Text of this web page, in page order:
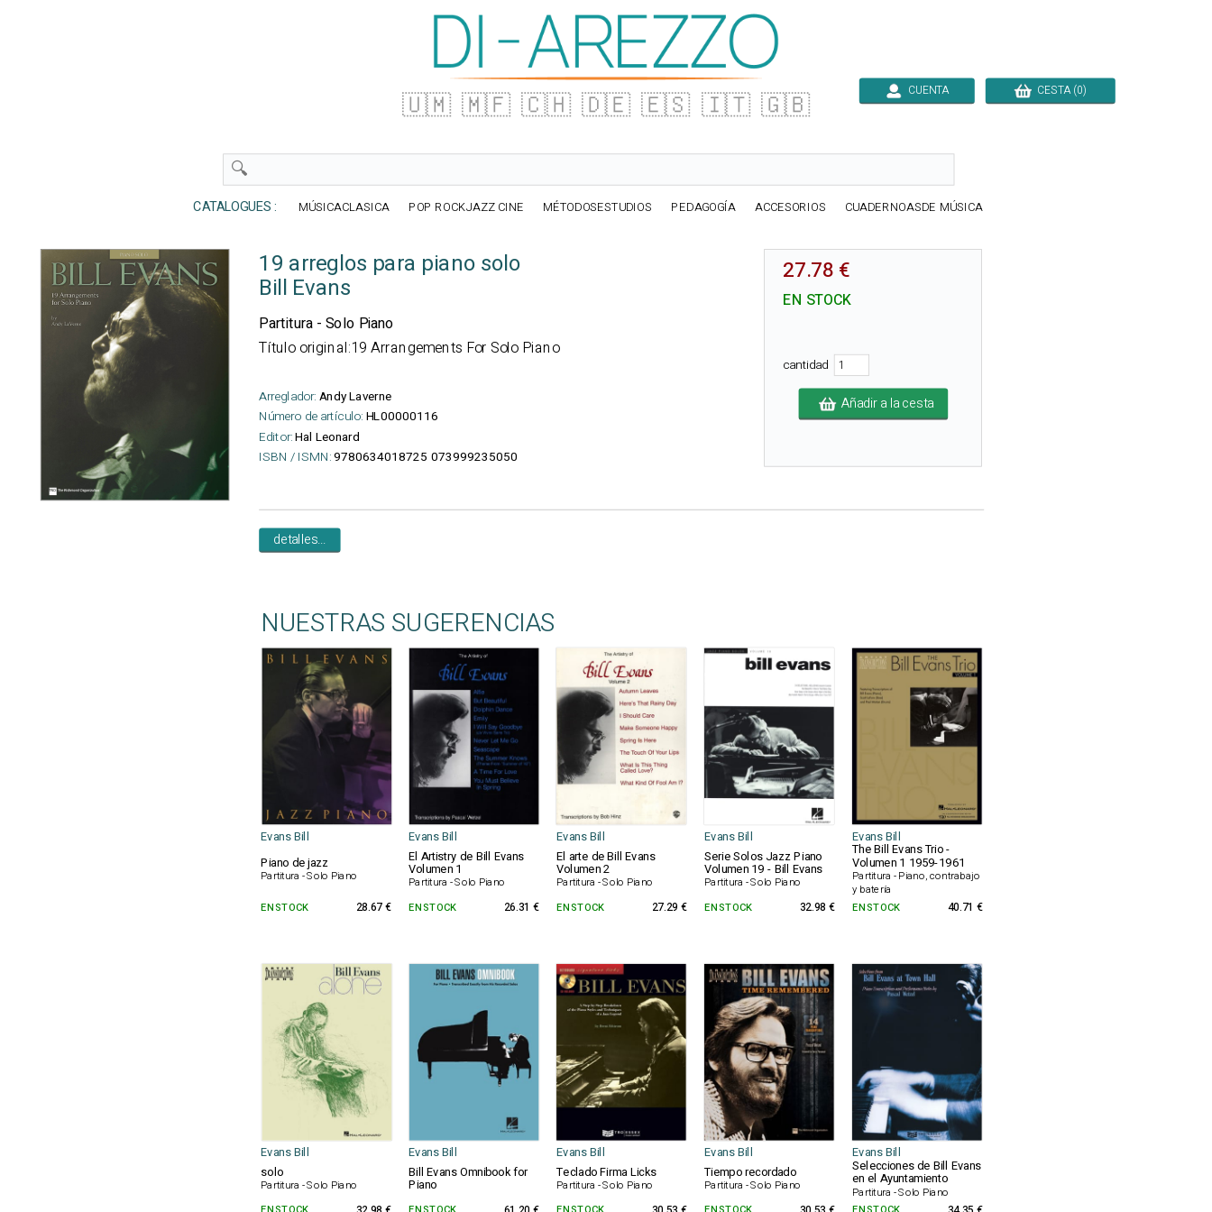
🇺🇲 🇲🇫 🇨🇭 🇩🇪 🇪🇸 🇮🇹 🇬🇧 CUENTA CESTA (0)
CATALOGUES : MÚSICACLASICA POP ROCKJAZZ CINE MÉTODOSESTUDIOS PEDAGOGÍA ACCESORIOS CUADERNOASDE MÚSICA
19 arreglos para piano solo
Bill Evans
Partitura - Solo Piano
Título original:19 Arrangements For Solo Piano
Arreglador: Andy Laverne
Número de artículo: HL00000116
Editor:Hal Leonard
ISBN / ISMN:9780634018725 073999235050
27.78 €
EN STOCK
cantidad
Añadir a la cesta
detalles...
NUESTRAS SUGERENCIAS
Evans Bill Evans Bill Evans Bill Evans Bill Evans Bill
Piano de jazz
Partitura - Solo Piano
El Artistry de Bill Evans
Volumen 1
Partitura - Solo Piano
El arte de Bill Evans
Volumen 2
Partitura - Solo Piano
Serie Solos Jazz Piano
Volumen 19 - Bill Evans
Partitura - Solo Piano
The Bill Evans Trio -
Volumen 1 1959-1961
Partitura - Piano, contrabajo
y batería
EN STOCK 28.67 € EN STOCK 26.31 € EN STOCK 27.29 € EN STOCK 32.98 € EN STOCK 40.71 €
Evans Bill Evans Bill Evans Bill Evans Bill
Evans Bill
solo
Partitura - Solo Piano
Bill Evans Omnibook for
Piano
Teclado Firma Licks
Partitura - Solo Piano
Tiempo recordado
Partitura - Solo Piano
Selecciones de Bill Evans
en el Ayuntamiento
Partitura - Solo Piano